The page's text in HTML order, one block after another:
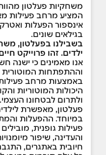
משחקיות פעלטון מהוות
המציע מרחב פעילות
אינספור הפעלות
בגילאים שונים.
בשבילנו בפעלטון,
ילדים. זהו פרוייקט
אנו מאמינים כי ישנה
וההתפתחות המוטורית
באמצעות מרחב
היכולות המוטוריות
ולתרום לבטחונו
פעלטון, מאפשרת
במיוחד. ההפעלות
פעילות גופנית,
והעדינה, שיפור
חיובית באתגרים,